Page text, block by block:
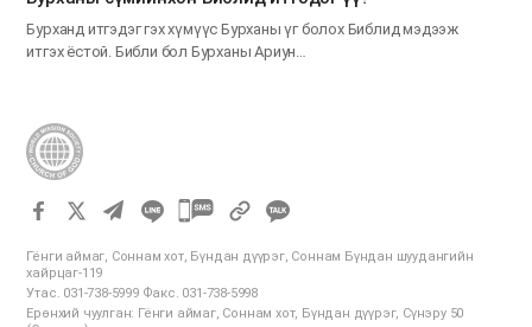
Бурханд итгэдэг гэх хүмүүс Бурханы үг болох Библид мэдээж
итгэх ёстой. Библи бол Бурханы Ариун…
카
오
Гёнги аймаг, Соннам хот, Бүндан дүүрэг, Соннам Бүндан шуудангийн
хайрцаг-119
Утас. 031-738-5999 Факс. 031-738-5998
Ерөнхий чуулган: Гёнги аймаг, Соннам хот, Бүндан дүүрэг, Сүнэру 50